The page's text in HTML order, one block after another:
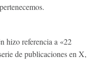
hizo referencia a «22
de publicaciones en X,